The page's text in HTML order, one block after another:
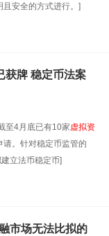
且安全的方式进行。]
获牌 稳定币法案
至4月底已有10家虚拟资
。针对稳定币监管的
立法币稳定币]
市场无法比拟的